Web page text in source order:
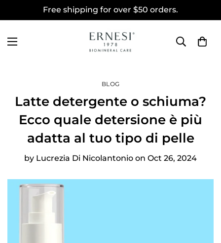
Free shipping for over $50 orders.
BLOG
Latte detergente o schiuma?
Ecco quale detersione è più
adatta al tuo tipo di pelle
by Lucrezia Di Nicolantonio on Oct 26, 2024